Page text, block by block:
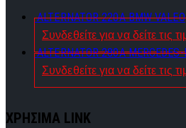
ALTERNATOR 220A BMW VALEO
Συνδεθείτε για να δείτε τις
ALTERNATOR 280A
Συνδεθείτε για να δείτε τις
ΧΡΗΣΙΜΑ LINK